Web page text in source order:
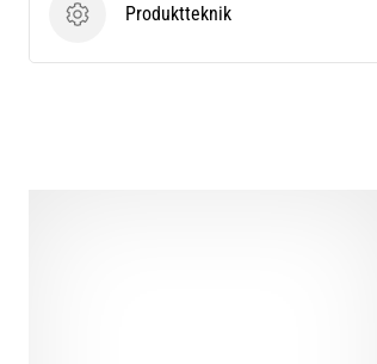
ProduktteknikProduktteknik